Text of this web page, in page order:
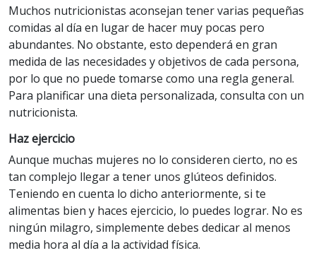
Muchos nutricionistas aconsejan tener varias pequeñas
comidas al día en lugar de hacer muy pocas pero
abundantes. No obstante, esto dependerá en gran
medida de las necesidades y objetivos de cada persona,
por lo que no puede tomarse como una regla general.
Para planificar una dieta personalizada, consulta con un
nutricionista.
Haz ejercicio
Aunque muchas mujeres no lo consideren cierto, no es
tan complejo llegar a tener unos glúteos definidos.
Teniendo en cuenta lo dicho anteriormente, si te
alimentas bien y haces ejercicio, lo puedes lograr. No es
ningún milagro, simplemente debes dedicar al menos
media hora al día a la actividad física.